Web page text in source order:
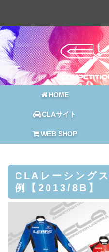
HOME
CLAサイト
WEB SHOP
CLAレーシング
例【2013/8B】